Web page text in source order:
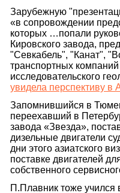
Зарубежную
«в сопровождении
которых …попали
Кировского завода,
"Севкабель", "Канат",
транспортных
исследовательского
увидела перспективу в
Запомнившийся в
переехавший в
завода «Звезда»,
дизельные двигатели
дни этого азиатского
поставке двигателей
собственного
П.Плавник тоже учился